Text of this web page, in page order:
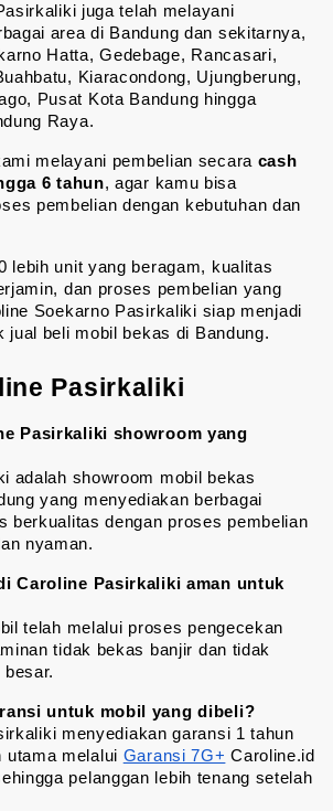
juga telah melayani
area di Bandung dan sekitarnya,
Hatta, Gedebage, Rancasari,
Kiaracondong, Ujungberung,
Pusat Kota Bandung hingga
Raya.
melayani pembelian secara
6 tahun, agar kamu bisa
pembelian dengan kebutuhan dan
lebih unit yang beragam, kualitas
dan proses pembelian yang
Soekarno Pasirkaliki siap menjadi
jual beli mobil bekas di Bandung.
Pasirkaliki
Pasirkaliki showroom yang
adalah showroom mobil bekas
yang menyediakan berbagai
berkualitas dengan proses pembelian
nyaman.
Caroline Pasirkaliki aman untuk
telah melalui proses pengecekan
tidak bekas banjir dan tidak
untuk mobil yang dibeli?
utama melalui Garansi 7G+ Caroline.id
pelanggan lebih tenang setelah